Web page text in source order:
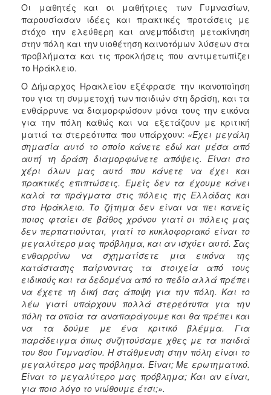
ΠΟΛΙΤΙΣΜΟΣ
ΑΝΘΕΚΤΙΚΗ
ΠΟΛΗ
Οι μαθητές και οι μαθήτριες των Γυμνασίων,
παρουσίασαν ιδέες και πρακτικές προτάσεις με
στόχο την ελεύθερη και ανεμπόδιστη μετακίνηση
στην πόλη και την υιοθέτηση καινοτόμων λύσεων στα
προβλήματα και τις προκλήσεις που αντιμετωπίζει
το Ηράκλειο.
Ο Δήμαρχος Ηρακλείου εξέφρασε την ικανοποίηση
του για τη συμμετοχή των παιδιών στη δράση, και τα
ενθάρρυνε να διαμορφώσουν μόνα τους την εικόνα
για την πόλη καθώς και να εξετάζουν με κριτική
ματιά τα στερεότυπα που υπάρχουν: «Έχει μεγάλη
σημασία αυτό το οποίο κάνετε εδώ και μέσα από
αυτή τη δράση διαμορφώνετε απόψεις. Είναι στο
χέρι όλων μας αυτό που κάνετε να έχει και
πρακτικές επιπτώσεις. Εμείς δεν τα έχουμε κάνει
καλά τα πράγματα στις πόλεις της Ελλάδας και
στο Ηράκλειο. Το ζήτημα δεν είναι να πει κανείς
ποιος φταίει σε βάθος χρόνου γιατί οι πόλεις μας
δεν περπατιούνται, γιατί το κυκλοφοριακό είναι το
μεγαλύτερο μας πρόβλημα, και αν ισχύει αυτό. Σας
ενθαρρύνω να σχηματίσετε μια εικόνα της
κατάστασης παίρνοντας τα στοιχεία από τους
ειδικούς και τα δεδομένα από το πεδίο αλλά πρέπει
να έχετε τη δική σας άποψη για την πόλη. Και το
λέω γιατί υπάρχουν πολλά στερεότυπα για την
πόλη τα οποία τα αναπαράγουμε και θα πρέπει και
να τα δούμε με ένα κριτικό βλέμμα. Για
παράδειγμα όπως συζητούσαμε χθες με τα παιδιά
του 8ου Γυμνασίου. Η στάθμευση στην πόλη είναι το
μεγαλύτερο μας πρόβλημα. Είναι; Με ερωτηματικό.
Είναι το μεγαλύτερο μας πρόβλημα; Και αν είναι,
για ποιο λόγο το νιώθουμε έτσι;».